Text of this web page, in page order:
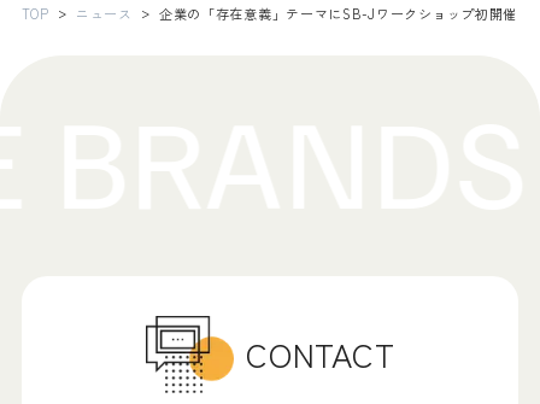
TOP ニュース 企業の「存在意義」テーマにSB-Jワークショップ初開催
CONTACT